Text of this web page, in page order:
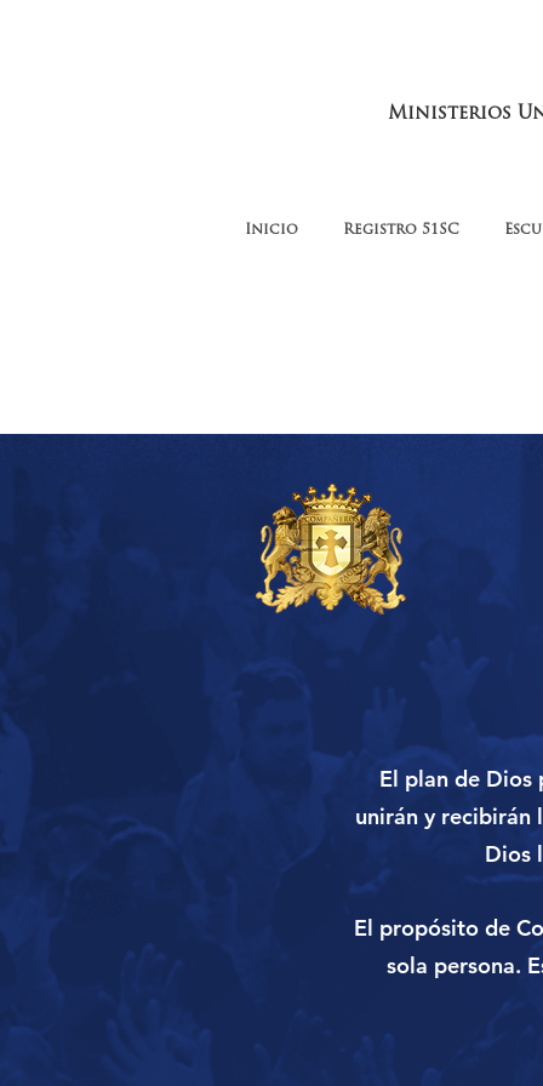
Ministerios
Inicio Registro 51SC
El plan de Dios
unirán y recibirán
Dios
El propósito de
sola persona.